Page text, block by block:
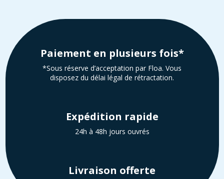
Paiement en plusieurs fois*
*Sous réserve d’acceptation par Floa. Vous
disposez du délai légal de rétractation.
Expédition rapide
24h à 48h jours ouvrés
Livraison offerte